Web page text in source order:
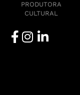
PRODUTORA
CULTURAL